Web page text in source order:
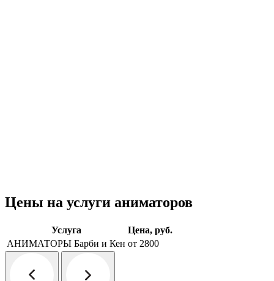
Цены на услуги аниматоров
Услуга
Цена, руб.
АНИМАТОРЫ Барби и Кен от 2800